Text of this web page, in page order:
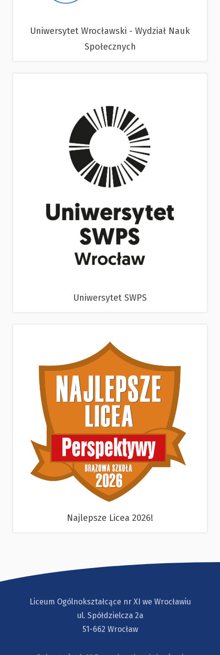
Uniwersytet Wrocławski - Wydział Nauk
Społecznych
Uniwersytet SWPS
Najlepsze Licea 2026!
Liceum Ogólnokształcące nr XI we Wrocławiu
ul. Spółdzielcza 2a
51-662 Wrocław